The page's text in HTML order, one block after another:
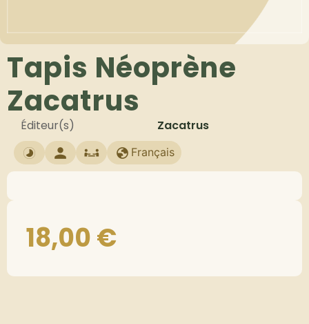
Tapis Néoprène
Zacatrus
Éditeur(s) Zacatrus
Français
18,00€